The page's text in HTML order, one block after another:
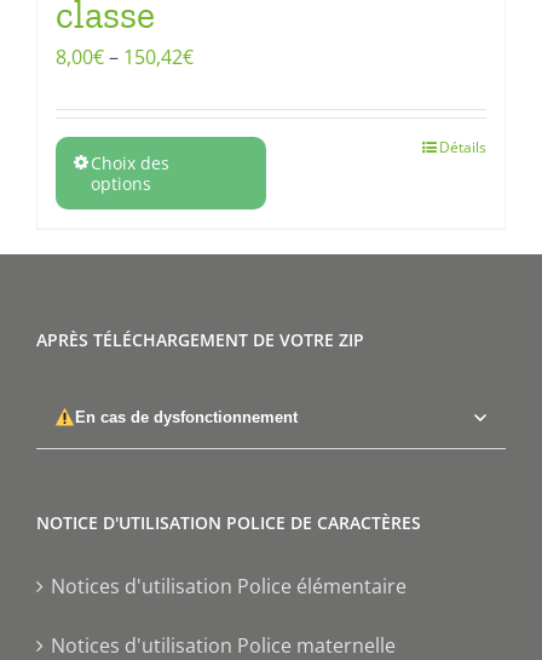
classe
8,00€– 150,42€
Choix des
options
Détails
APRÈS TÉLÉCHARGEMENT DE VOTRE ZIP
En cas de dysfonctionnement
NOTICE D'UTILISATION POLICE DE CARACTÈRES
Notices d'utilisation Police élémentaire
Notices d'utilisation Police maternelle